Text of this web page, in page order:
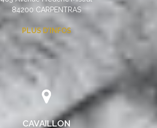
84200 CARPENTRAS
PLUS D’INFOS
CAVAILLON